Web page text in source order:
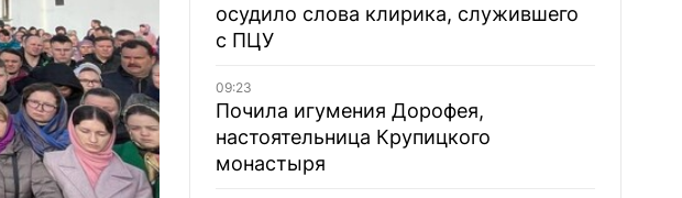
осудило слова клирика, служившего
с ПЦУ
09:23
Почила игумения Дорофея,
настоятельница Крупицкого
монастыря